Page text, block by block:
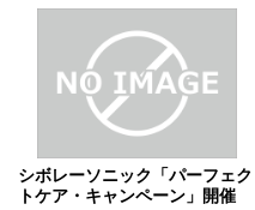
シボレーソニック「パーフェク
トケア・キャンペーン」開催